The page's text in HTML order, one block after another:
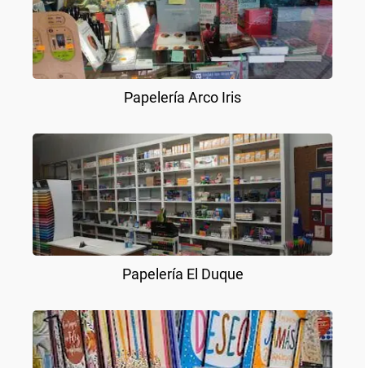
Papelería Arco Iris
Papelería El Duque